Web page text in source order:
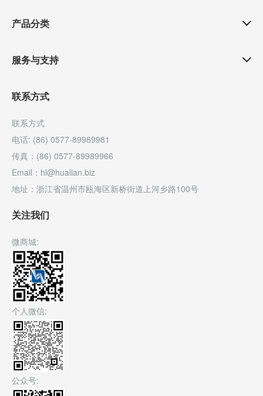
产品分类
服务与支持
联系方式
联系方式
电话: (86) 0577-89989981
传真：(86) 0577-89989966
Email：hl@hualian.biz
地址：浙江省温州市瓯海区新桥街道上河乡路100号
关注我们
微商城:
个人微信:
公众号: